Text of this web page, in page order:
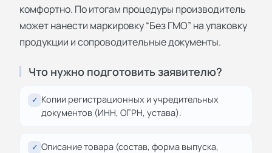
комфортно. По итогам процедуры производитель
может нанести маркировку “Без ГМО” на упаковку
продукции и сопроводительные документы.
Что нужно подготовить заявителю?
✓ Копии регистрационных и учредительных
документов (ИНН, ОГРН, устава).
✓ Описание товара (состав, форма выпуска,